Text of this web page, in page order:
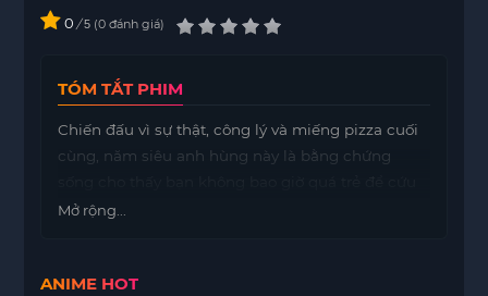
0 / 5 0 đánh giá
TÓM TẮT PHIM
Chiến đấu vì sự thật, công lý và miếng pizza cuối
cùng, năm siêu anh hùng này là bằng chứng
hành tinh này. Bảo vệ Trái đất và hơn thế nữa,
Mở rộng...
ANIME HOT